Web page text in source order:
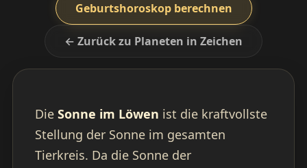
Geburtshoroskop berechnen
← Zurück zu Planeten in Zeichen
Die Sonne im Löwen ist die kraftvollste
Stellung der Sonne im gesamten
Tierkreis. Da die Sonne der